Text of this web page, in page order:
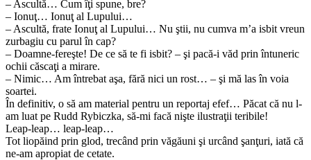
– Ascultă… Cum îţi spune, bre?
– Ionuţ… Ionuţ al Lupului…
– Ascultă, frate Ionuţ al Lupului… Nu ştii, nu cumva m’a isbit vreun
zurbagiu cu parul în cap?
– Doamne-fereşte! De ce să te fi isbit? – şi pacă-i văd prin întuneric
ochii căscaţi a mirare.
– Nimic… Am întrebat aşa, fără nici un rost… – şi mă las în voia
soartei.
În definitiv, o să am material pentru un reportaj efef… Păcat că nu l-
am luat pe Rudd Rybiczka, să-mi facă nişte ilustraţii teribile!
Leap-leap… leap-leap…
Tot liopăind prin glod, trecând prin văgăuni şi urcând şanţuri, iată că
ne-am apropiat de cetate.